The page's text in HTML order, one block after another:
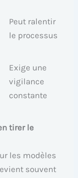
Peut ralentir
le processus
Exige une
vigilance
constante
tirer le
les modèles
souvent